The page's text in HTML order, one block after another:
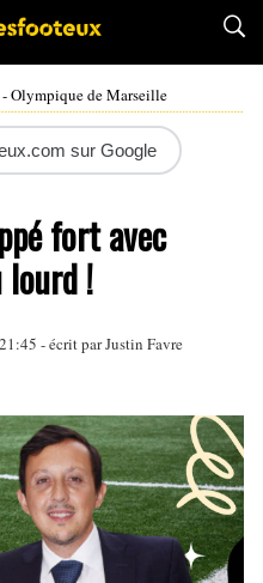
Olympique de Marseille
sur Google
fort avec
lourd !
- écrit parJustin Favre